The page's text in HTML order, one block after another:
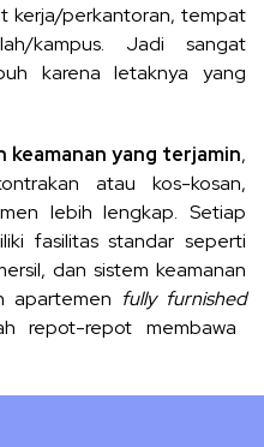
kerja/perkantoran, tempat
kampus. Jadi sangat
karena letaknya yang
yang terjamin,
atau kos-kosan,
lebih lengkap. Setiap
fasilitas standar seperti
dan sistem keamanan
apartemen fully furnished
repot-repot membawa